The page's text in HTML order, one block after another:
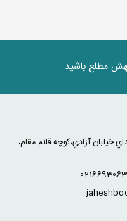
مطلع باشید
خيابان آزادي،کوچه قائم مقام،